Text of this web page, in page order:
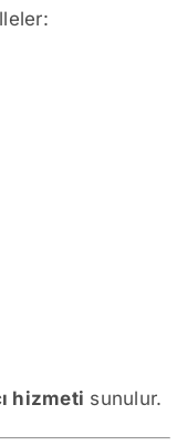
hizmeti sunulur.